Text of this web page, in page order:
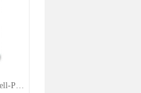
酸性酵素粉SUKACell-P1000